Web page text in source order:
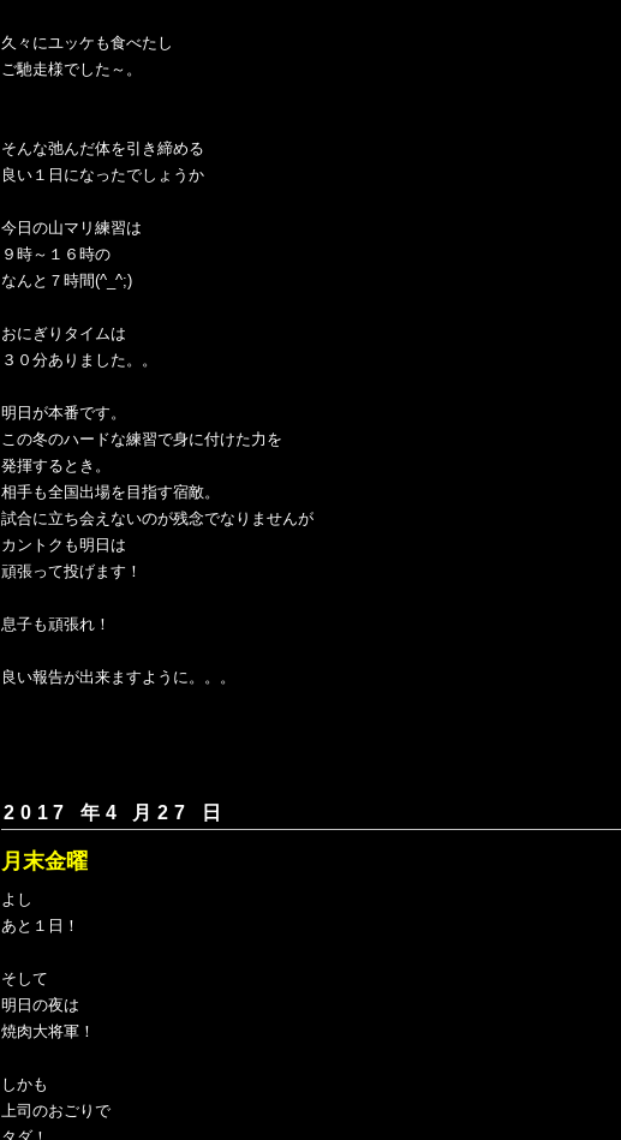
久々にユッケも食べたし
ご馳走様でした～。
そんな弛んだ体を引き締める
良い１日になったでしょうか
今日の山マリ練習は
９時～１６時の
なんと７時間(^_^;)
おにぎりタイムは
３０分ありました。。
明日が本番です。
この冬のハードな練習で身に付けた力を
発揮するとき。
相手も全国出場を目指す宿敵。
試合に立ち会えないのが残念でなりませんが
カントクも明日は
頑張って投げます！
息子も頑張れ！
良い報告が出来ますように。。。
2017 年4 月27 日
月末金曜
よし
あと１日！
そして
明日の夜は
焼肉大将軍！
しかも
上司のおごりで